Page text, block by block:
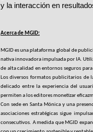
y la interacción en
Acerca de MGID:
MGID es una plataforma global de
nativa innovadora impulsada por IA.
de alta calidad en entornos seguros
Los diversos formatos publicitarios de
delicado entre la experiencia del
permiten a los editores monetizar
Con sede en Santa Mónica y una
asociaciones estratégicas sigue
consecutivos. A medida que MGID